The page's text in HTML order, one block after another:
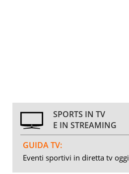
SPORTS IN TV
E IN STREAMING
GUIDA TV:
Eventi sportivi in diretta tv oggi